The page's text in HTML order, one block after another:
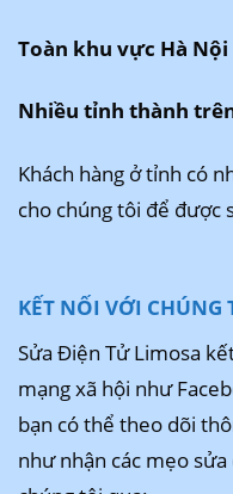
Toàn khu vực Hà Nội
Nhiều tỉnh thành
Khách hàng ở tỉnh có
cho chúng tôi để được
KẾT NỐI VỚI CHÚNG
Sửa Điện Tử Limosa
mạng xã hội như
bạn có thể theo dõi
như nhận các mẹo